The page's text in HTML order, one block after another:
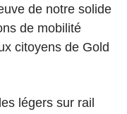
de notre solide
de mobilité
citoyens de Gold
légers sur rail